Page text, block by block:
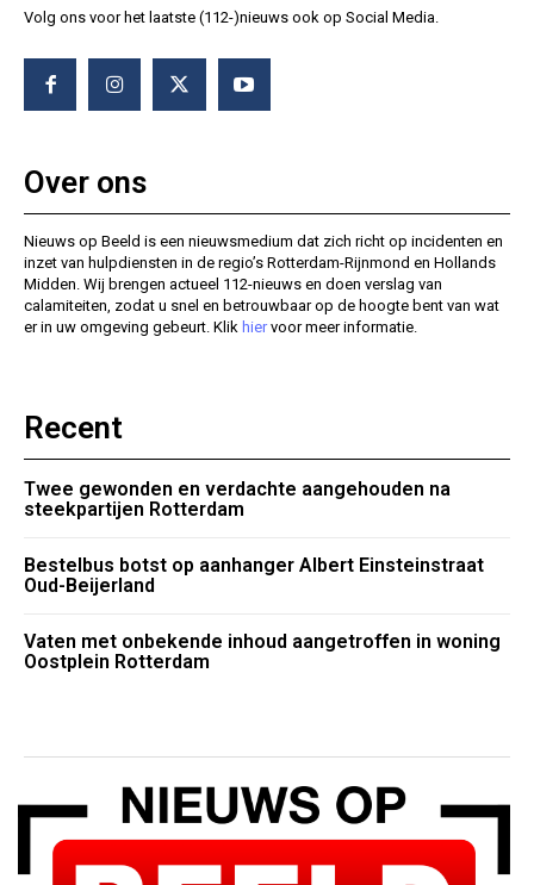
Volg ons voor het laatste (112-)nieuws ook op Social Media.
Over ons
Nieuws op Beeld is een nieuwsmedium dat zich richt op incidenten en
inzet van hulpdiensten in de regio’s Rotterdam-Rijnmond en Hollands
Midden. Wij brengen actueel 112-nieuws en doen verslag van
calamiteiten, zodat u snel en betrouwbaar op de hoogte bent van wat
er in uw omgeving gebeurt. Klik hiervoor meer informatie.
Recent
Twee gewonden en verdachte aangehouden na
steekpartijen Rotterdam
Bestelbus botst op aanhanger Albert Einsteinstraat
Oud-Beijerland
Vaten met onbekende inhoud aangetroffen in woning
Oostplein Rotterdam